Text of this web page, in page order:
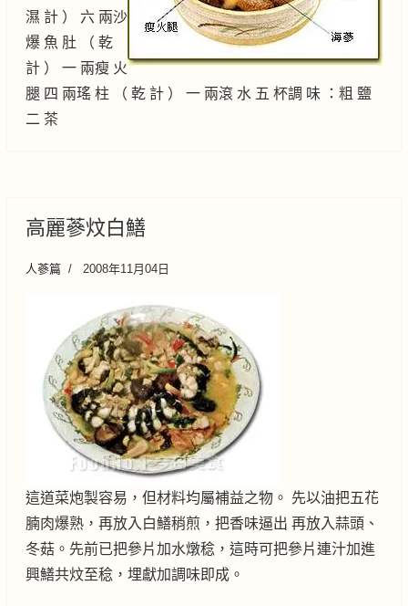
濕 計 ） 六 兩沙
爆 魚 肚 （ 乾
計 ） 一 兩瘦 火
腿 四 兩瑤 柱 （ 乾 計 ） 一 兩滾 水 五 杯調 味 ：粗 鹽
二 茶
高麗蔘炆白鱔
人蔘篇 2008年11月04日
這道菜炮製容易，但材料均屬補益之物。 先以油把五花
腩肉爆熟，再放入白鱔稍煎，把香味逼出 再放入蒜頭、
冬菇。先前已把參片加水燉稔，這時可把參片連汁加進
興鱔共炆至稔，埋獻加調味即成。